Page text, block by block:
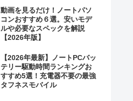
動画を見るだけ！ノートパソ
コンおすすめ６選。安いモデ
ルや必要なスペックを解説
【2026年版】
【2026年最新】ノートPCバッ
テリー駆動時間ランキングお
すすめ5選！充電器不要の最強
タフネスモバイル